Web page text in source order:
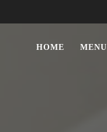
HOME MENU